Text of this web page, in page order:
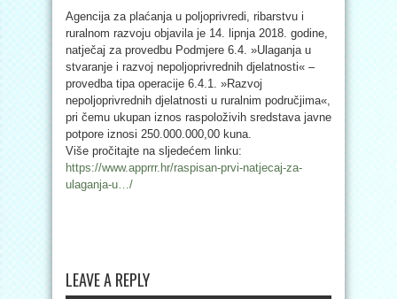
Agencija za plaćanja u poljoprivredi, ribarstvu i
ruralnom razvoju objavila je 14. lipnja 2018. godine,
natječaj za provedbu Podmjere 6.4. »Ulaganja u
stvaranje i razvoj nepoljoprivrednih djelatnosti« –
provedba tipa operacije 6.4.1. »Razvoj
nepoljoprivrednih djelatnosti u ruralnim područjima«,
pri čemu ukupan iznos raspoloživih sredstava javne
potpore iznosi 250.000.000,00 kuna.
Više pročitajte na sljedećem linku:
https://www.apprrr.hr/raspisan-prvi-natjecaj-za-
ulaganja-u…/
LEAVE A REPLY